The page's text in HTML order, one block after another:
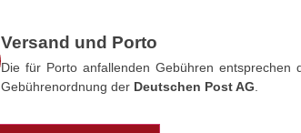
Versand und Porto
Die für Porto anfallenden Gebühren entsprechen
Gebührenordnung der Deutschen Post AG